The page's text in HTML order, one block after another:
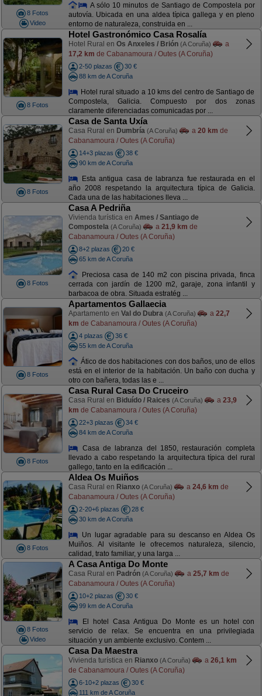
8 Fotos
Video
A sólo 10 minutos de Santiago de Compostela por
autovía. Ubicada en una aldea típica gallega y en pleno
entorno de naturaleza, construida en ...
8 Fotos
Hotel Gastronómico Casa Rosalía
Hotel Rural en Os Anxeles / Brión (A Coruña)
a
17,2 km de Cabanamoura / Outes (A Coruña)
2-50 plazas
30 €
88 km de A Coruña
Hotel rural situado a 10 kms del centro de Santiago de
Compostela, Galicia. Compuesto por dos zonas
claramente diferenciadas comunicadas por ...
8 Fotos
Casa de Santa Uxía
Casa Rural en Dumbría (A Coruña) a 20 km de
Cabanamoura / Outes (A Coruña)
14+3 plazas
38 €
90 km de A Coruña
Esta antigua casa de labranza fue restaurada en el
año 2008 respetando la arquitectura típica de Galicia.
Cada una de las habitaciones lleva ...
8 Fotos
Casa A Pedriña
Vivienda turística en Ames / Santiago de
Compostela (A Coruña) a 21,9 km de
Cabanamoura / Outes (A Coruña)
8+2 plazas
20 €
65 km de A Coruña
Preciosa casa de 140 m2 con piscina privada, finca
cerrada con jardín de 1200 m2, garaje, zona infantil y
barbacoa de obra. Situada estratég ...
8 Fotos
Apartamentos Gallaecia
Apartamento en Val do Dubra (A Coruña) a 22,7
km de Cabanamoura / Outes (A Coruña)
4 plazas
36 €
55 km de A Coruña
Ático de dos habitaciones con dos baños, uno de ellos
está en el interior de la habitación. Un baño con ducha y
otro con bañera, todas las e ...
8 Fotos
Casa Rural Casa Do Cruceiro
Casa Rural en Biduído / Raices (A Coruña) a 23,9
km de Cabanamoura / Outes (A Coruña)
22+3 plazas
34 €
84 km de A Coruña
Casa de labranza del 1850, restauración completa
llevado a cabo respetando la arquitectura típica del rural
gallego, tanto en la edificación ...
8 Fotos
Aldea Os Muiños
Casa Rural en Rianxo (A Coruña) a 24,6 km de
Cabanamoura / Outes (A Coruña)
2-20+6 plazas
28 €
30 km de A Coruña
Un lugar agradable para su descanso en Aldea Os
Muiños. Al visitante le ofrecemos naturaleza, silencio,
calidad, trato familiar, y una larga ...
8 Fotos
Video
A Casa Antiga Do Monte
Casa Rural en Padrón (A Coruña) a 25,7 km de
Cabanamoura / Outes (A Coruña)
10+2 plazas
30 €
99 km de A Coruña
El hotel Casa Antigua Do Monte es un hotel con
servicio de relax. Se encuentra en una privilegiada
situación y un ambiente exclusivo. Contem ...
Casa Da Maestra
Vivienda turística en Rianxo (A Coruña) a 26,1 km
de Cabanamoura / Outes (A Coruña)
6-10+2 plazas
30 €
111 km de A Coruña